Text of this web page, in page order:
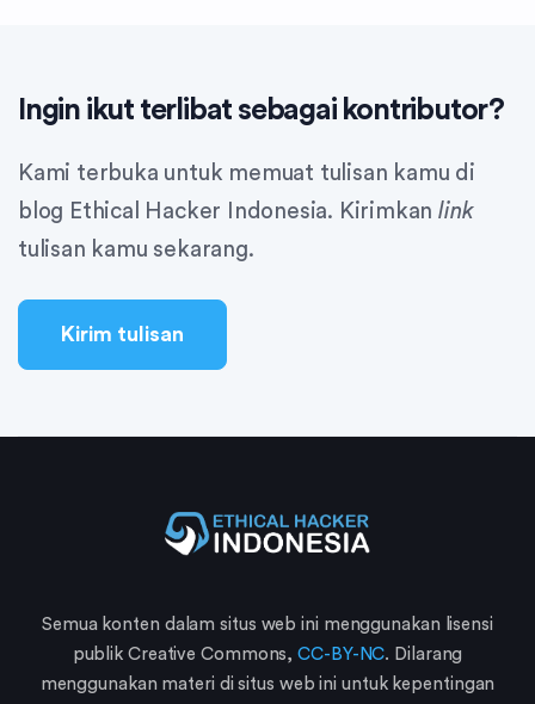
Ingin ikut terlibat sebagai kontributor?
Kami terbuka untuk memuat tulisan kamu di
blog Ethical Hacker Indonesia. Kirimkan link
tulisan kamu sekarang.
Kirim tulisan
Semua konten dalam situs web ini menggunakan lisensi
publik Creative Commons,CC-BY-NC. Dilarang
menggunakan materi di situs web ini untuk kepentingan